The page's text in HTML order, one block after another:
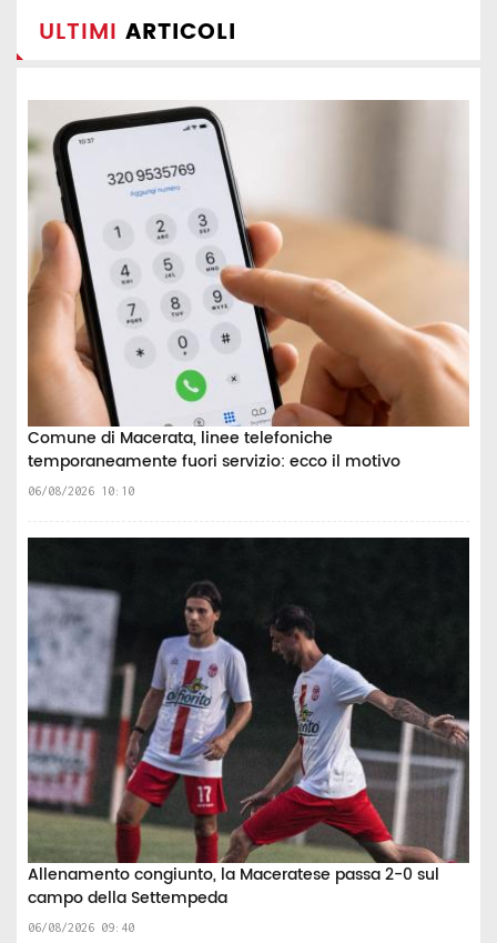
ULTIMI ARTICOLI
Comune di Macerata, linee telefoniche
temporaneamente fuori servizio: ecco il motivo
06/08/2026 10:10
Allenamento congiunto, la Maceratese passa 2-0 sul
campo della Settempeda
06/08/2026 09:40